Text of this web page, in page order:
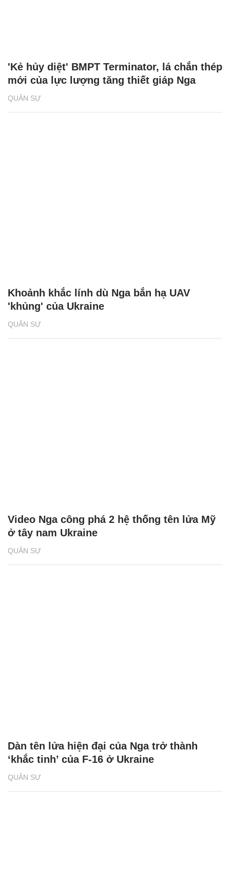
QUÂN SỰ
'Kẻ hủy diệt' BMPT Terminator, lá chắn thép
mới của lực lượng tăng thiết giáp Nga
QUÂN SỰ
Khoảnh khắc lính dù Nga bắn hạ UAV
'khủng' của Ukraine
QUÂN SỰ
Video Nga công phá 2 hệ thống tên lửa Mỹ
ở tây nam Ukraine
QUÂN SỰ
Dàn tên lửa hiện đại của Nga trở thành
‘khắc tinh’ của F-16 ở Ukraine